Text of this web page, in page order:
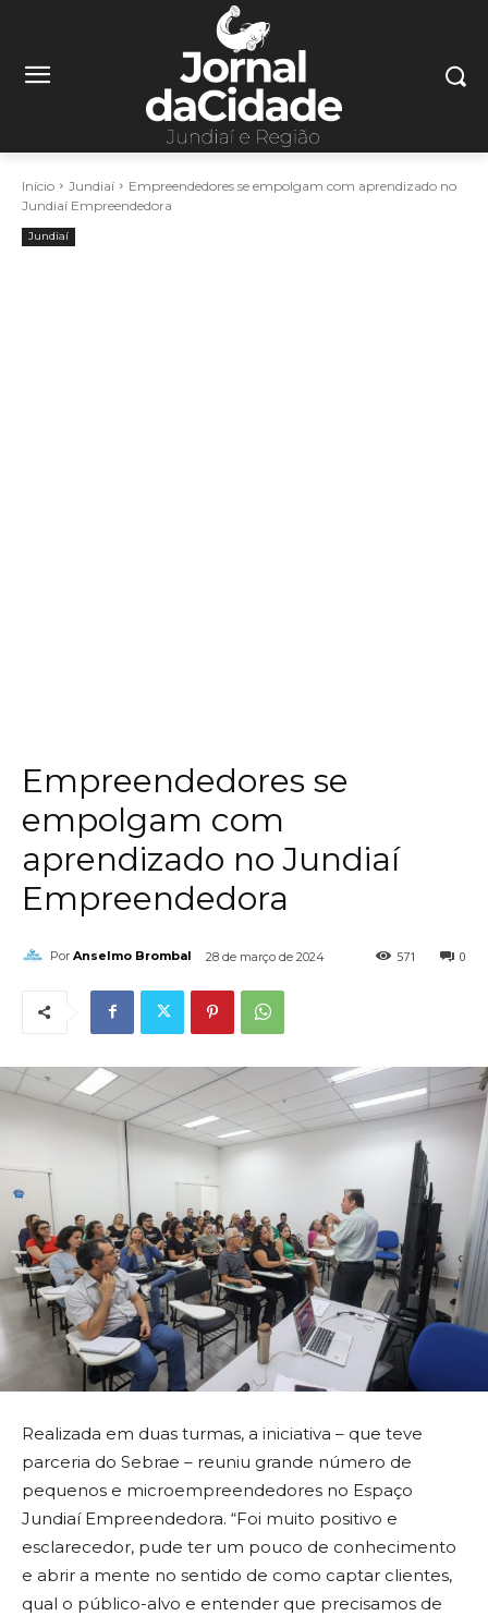
Início Jundiaí
Empreendedores se empolgam com aprendizado no
Jundiaí Empreendedora
Jundiaí
Empreendedores se
empolgam com
aprendizado no Jundiaí
Empreendedora
Por Anselmo Brombal 28 de março de 2024 0
571
Realizada em duas turmas, a iniciativa – que teve
parceria do Sebrae – reuniu grande número de
pequenos e microempreendedores no Espaço
Jundiaí Empreendedora. “Foi muito positivo e
esclarecedor, pude ter um pouco de conhecimento
e abrir a mente no sentido de como captar clientes,
qual o público-alvo e entender que precisamos de